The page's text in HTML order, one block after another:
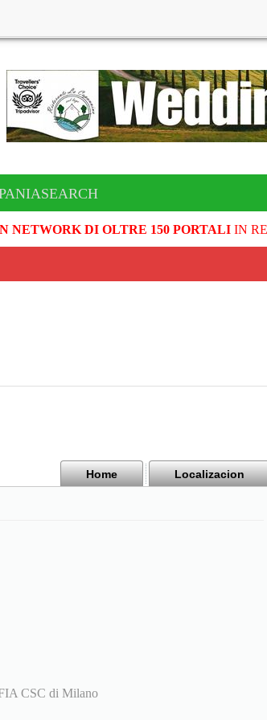
NETWORK DI OLTRE 150 PORTALIIN
Home Localizacion
CSC di Milano